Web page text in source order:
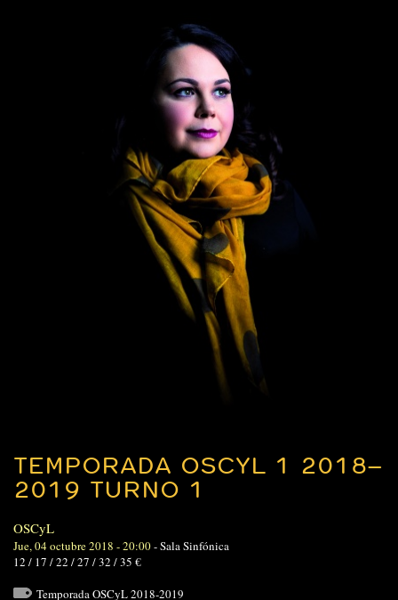
TEMPORADA OSCYL 1 2018–
2019 TURNO 1
OSCyL
Jue, 04 octubre 2018 - 20:00-Sala Sinfónica
12 / 17 / 22 / 27 / 32 / 35 €
Temporada OSCyL 2018-2019